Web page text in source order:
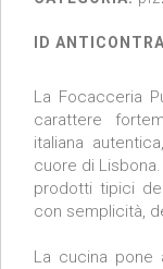
ID
La Focacceria
carattere
italiana
cuore di
prodotti tipici
con semplicità,
La cucina pone